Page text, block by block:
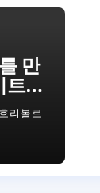
만
트를
근
리볼로